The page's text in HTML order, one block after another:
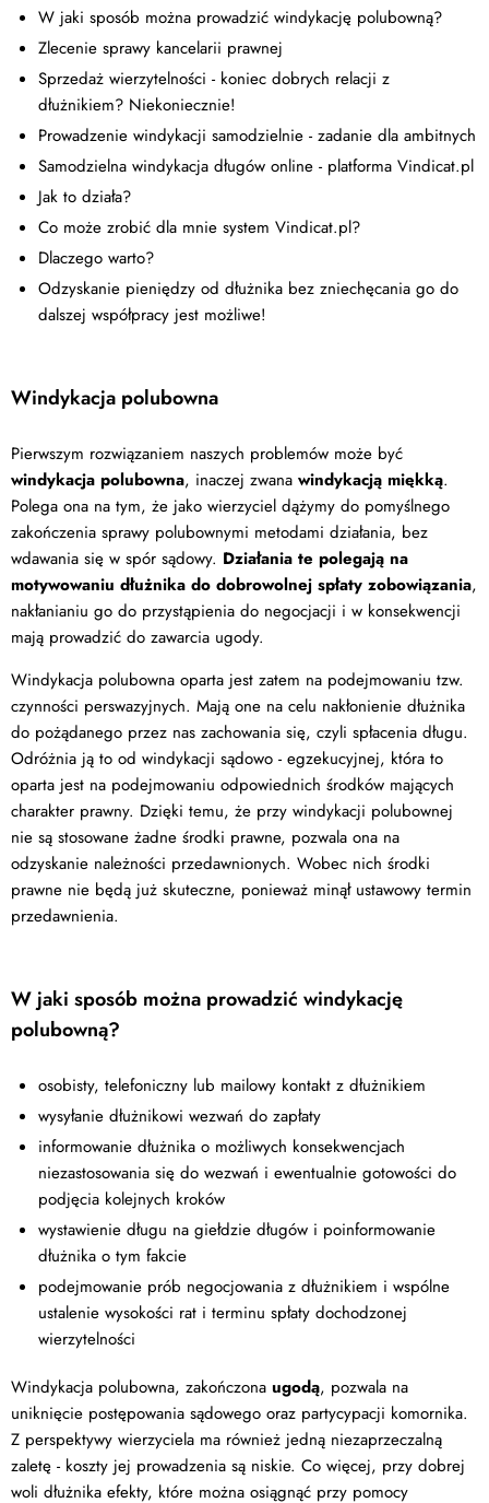
W jaki sposób można prowadzić windykację polubowną?
Zlecenie sprawy kancelarii prawnej
Sprzedaż wierzytelności - koniec dobrych relacji z
dłużnikiem? Niekoniecznie!
Prowadzenie windykacji samodzielnie - zadanie dla ambitnych
Samodzielna windykacja długów online - platforma Vindicat.pl
Jak to działa?
Co może zrobić dla mnie system Vindicat.pl?
Dlaczego warto?
Odzyskanie pieniędzy od dłużnika bez zniechęcania go do
dalszej współpracy jest możliwe!
Windykacja polubowna
Pierwszym rozwiązaniem naszych problemów może być
windykacja polubowna, inaczej zwana windykacją miękką.
Polega ona na tym, że jako wierzyciel dążymy do pomyślnego
zakończenia sprawy polubownymi metodami działania, bez
wdawania się w spór sądowy. Działania te polegają na
motywowaniu dłużnika do dobrowolnej spłaty zobowiązania,
nakłanianiu go do przystąpienia do negocjacji i w konsekwencji
mają prowadzić do zawarcia ugody.
Windykacja polubowna oparta jest zatem na podejmowaniu tzw.
czynności perswazyjnych. Mają one na celu nakłonienie dłużnika
do pożądanego przez nas zachowania się, czyli spłacenia długu.
Odróżnia ją to od windykacji sądowo - egzekucyjnej, która to
oparta jest na podejmowaniu odpowiednich środków mających
charakter prawny. Dzięki temu, że przy windykacji polubownej
nie są stosowane żadne środki prawne, pozwala ona na
odzyskanie należności przedawnionych. Wobec nich środki
prawne nie będą już skuteczne, ponieważ minął ustawowy termin
przedawnienia.
W jaki sposób można prowadzić windykację
polubowną?
osobisty, telefoniczny lub mailowy kontakt z dłużnikiem
wysyłanie dłużnikowi wezwań do zapłaty
informowanie dłużnika o możliwych konsekwencjach
niezastosowania się do wezwań i ewentualnie gotowości do
podjęcia kolejnych kroków
wystawienie długu na giełdzie długów i poinformowanie
dłużnika o tym fakcie
podejmowanie prób negocjowania z dłużnikiem i wspólne
ustalenie wysokości rat i terminu spłaty dochodzonej
wierzytelności
Windykacja polubowna, zakończona ugodą, pozwala na
uniknięcie postępowania sądowego oraz partycypacji komornika.
Z perspektywy wierzyciela ma również jedną niezaprzeczalną
zaletę - koszty jej prowadzenia są niskie. Co więcej, przy dobrej
woli dłużnika efekty, które można osiągnąć przy pomocy